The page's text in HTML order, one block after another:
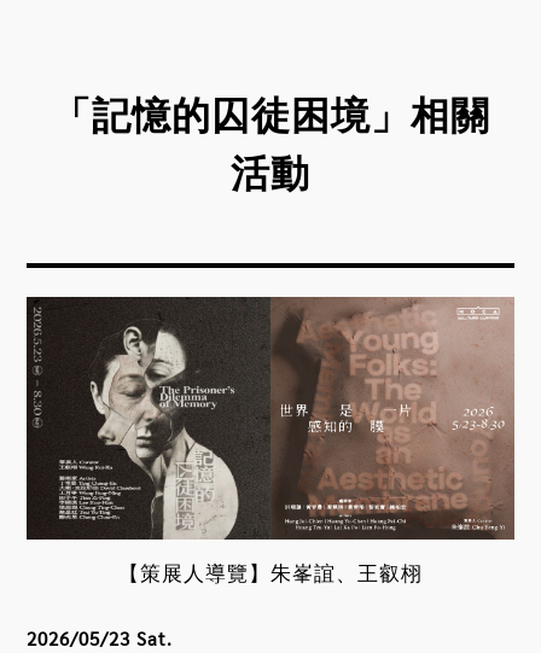
「記憶的囚徒困境」相關
活動
【策展人導覽】朱峯誼、王叡栩
2026/05/23 Sat.